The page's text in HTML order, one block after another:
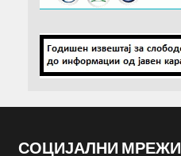
СОЦИЈАЛНИ МРЕЖИ